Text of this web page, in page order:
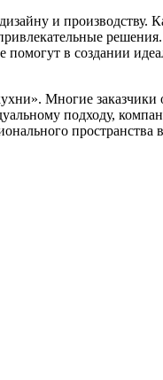
и производству.
в создании
Многие
подходу,
пространства